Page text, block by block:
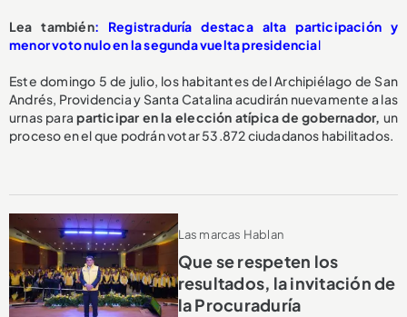
Lea también: Registraduría destaca alta participación y
menor voto nulo en la segunda vuelta presidencial
Este domingo 5 de julio, los habitantes del Archipiélago de San
Andrés, Providencia y Santa Catalina acudirán nuevamente a las
urnas paraparticipar en la elección atípica de gobernador, un
proceso en el que podrán votar 53.872 ciudadanos habilitados.
Las marcas Hablan
Que se respeten los
resultados, la invitación de
la Procuraduría